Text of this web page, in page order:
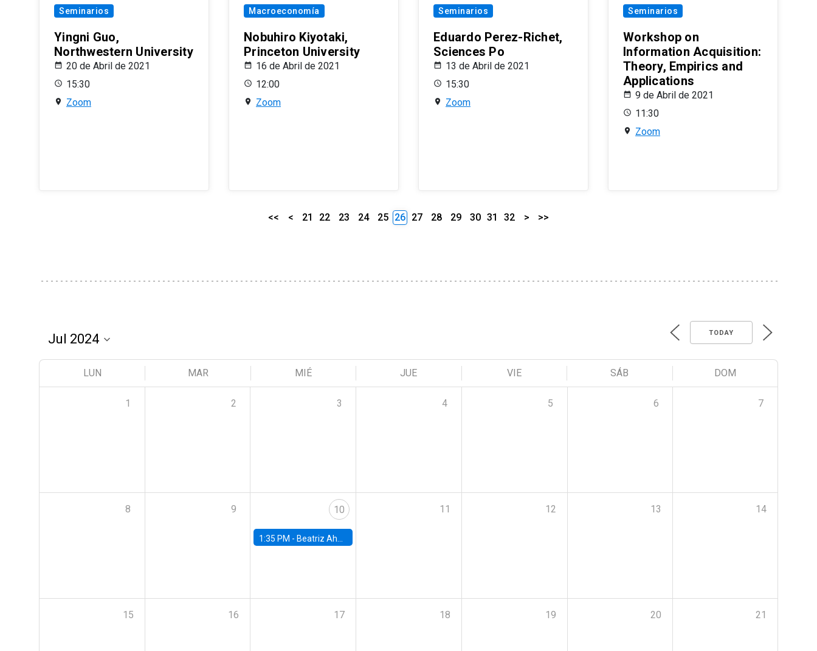
Seminarios
Yingni Guo,
Northwestern University
20 de Abril de 2021
15:30
Zoom
Macroeconomía
Nobuhiro Kiyotaki,
Princeton University
16 de Abril de 2021
12:00
Zoom
Seminarios
Eduardo Perez-Richet,
Sciences Po
13 de Abril de 2021
15:30
Zoom
Seminarios
Workshop on
Information Acquisition:
Theory, Empirics and
Applications
9 de Abril de 2021
11:30
Zoom
<< < 21 22 23 24 25 26 27 28 29 30 31 32 > >>
TODAY
LUN MAR MIÉ JUE VIE SÁB DOM
1 2 3 4 5 6 7
8 9 10
1:35 PM - Beatriz Ahumada, PhD candidate, Universidad de Pittsburgh
11 12 13 14
15 16 17 18 19 20 21